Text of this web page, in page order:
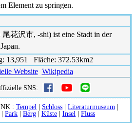
Element zu springen.
尾花沢市, -shi) ist eine Stadt in der
13,951 Fläche: 372.53km2
Website Wikipedia
SNS:
: Tempel | Schloss | Literaturmuseum |
| Park | Berg | Küste | Insel | Fluss